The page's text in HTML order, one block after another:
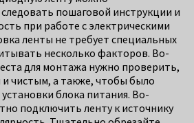
пошаговой инструкции и
при работе с электрическими
ленты не требует специальных
несколько факторов. Во-
для монтажа нужно проверить,
чистым, а также, чтобы было
блока питания. Во-
подключить ленту к источнику